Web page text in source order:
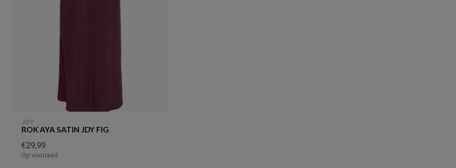
JDY
ROK AYA SATIN JDY FIG
€29,99
Op voorraad